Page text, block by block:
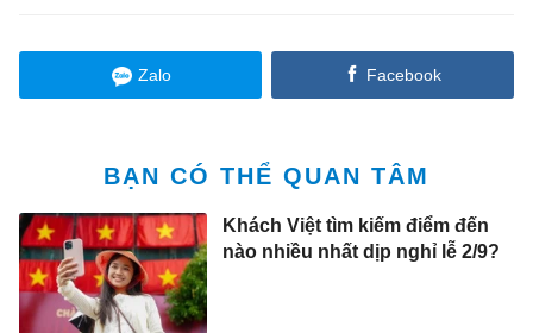
Zalo Facebook
BẠN CÓ THỂ QUAN TÂM
Khách Việt tìm kiếm điểm đến
nào nhiều nhất dịp nghỉ lễ 2/9?